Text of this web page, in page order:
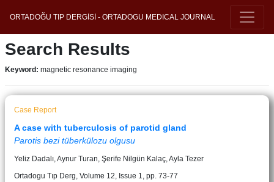
ORTADOĞU TIP DERGİSİ - ORTADOGU MEDICAL JOURNAL
Search Results
Keyword: magnetic resonance imaging
Case Report
A case with tuberculosis of parotid gland
Parotis bezi tüberkülozu olgusu
Yeliz Dadalı, Aynur Turan, Şerife Nilgün Kalaç, Ayla Tezer
Ortadogu Tıp Derg, Volume 12, Issue 1, pp. 73-77